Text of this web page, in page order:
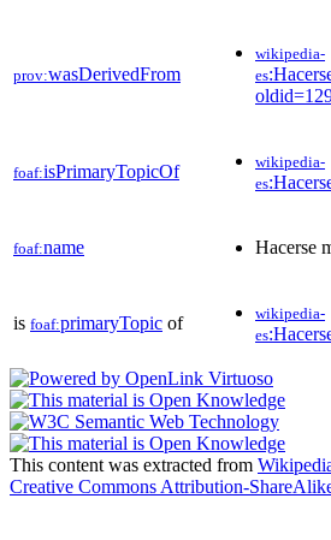
prov:wasDerivedFrom
wikipedia-
es
foaf:isPrimaryTopicOf
wikipedia-
es
foaf:name Hacerse
is foaf:primaryTopic of
wikipedia-
es
This content was extracted from
Creative Commons Attribution-